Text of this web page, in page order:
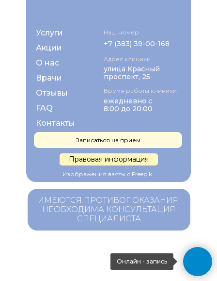
Услуги
Правовая информация
Акции
Врачи
О нас
+7 (383) 39-00-168
Отзывы
FAQ
Контакты
Наш номер
ежедневно с
8:00 до 20:00
Время работы клиники
Адрес клиники
улица Красный
проспект, 25
Записаться на прием
Изображения взяты с Freepik
ИМЕЮТСЯ ПРОТИВОПОКАЗАНИЯ.
НЕОБХОДИМА КОНСУЛЬТАЦИЯ
СПЕЦИАЛИСТА
Онлайн - запись